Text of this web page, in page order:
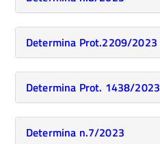
Determina Prot.2209/2023
Determina Prot. 1438/2023
Determina n.7/2023